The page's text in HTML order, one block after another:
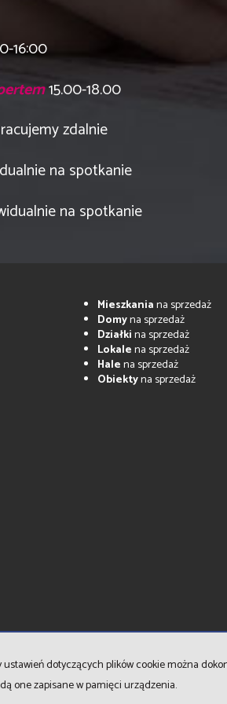
16:00
15.00-18.00
zdalnie
na spotkanie
na spotkanie
Mieszkaniana sprzedaż
Domyna sprzedaż
Działkina sprzedaż
Lokalena sprzedaż
Halena sprzedaż
Obiektyna sprzedaż
Strona główna Notatnik
dotyczących plików cookie można
one zapisane w pamięci urządzenia.